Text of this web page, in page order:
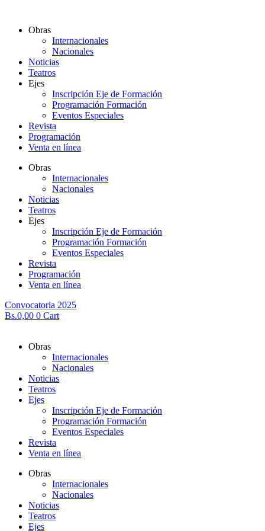
contenidoObras
Internacionales
Nacionales
Noticias
Teatros
Ejes
Inscripción Eje de Formación
Programación Formación
Eventos Especiales
Revista
Programación
Venta en línea
Obras
Internacionales
Nacionales
Noticias
Teatros
Ejes
Inscripción Eje de Formación
Programación Formación
Eventos Especiales
Revista
Programación
Venta en línea
Convocatoria 2025
Bs.0,00 0 Cart
Obras
Internacionales
Nacionales
Noticias
Teatros
Ejes
Inscripción Eje de Formación
Programación Formación
Eventos Especiales
Revista
Venta en línea
Obras
Internacionales
Nacionales
Noticias
Teatros
Ejes